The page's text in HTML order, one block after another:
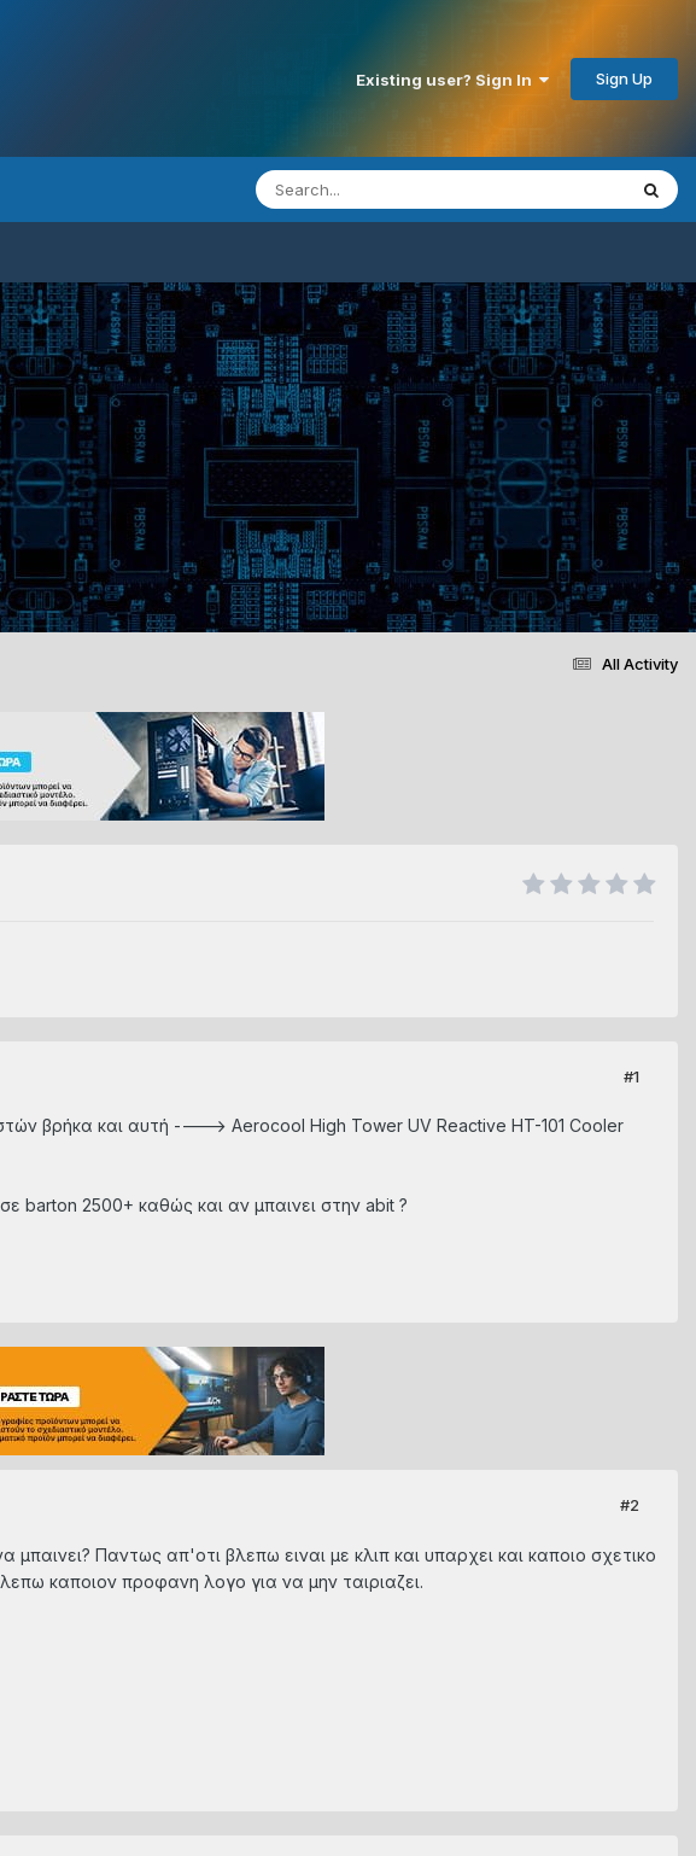
Existing user? Sign In Sign Up
All Activity
#1
βρήκα και αυτή ----> Aerocool High Tower UV Reactive HT-101 Cooler
barton 2500+ καθώς και αν μπαινει στην abit ?
#2
Παντως απ'οτι βλεπω ειναι με κλιπ και υπαρχει και καποιο σχετικο
καποιον προφανη λογο για να μην ταιριαζει.